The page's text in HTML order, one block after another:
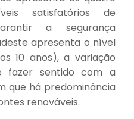
satisfatórios de
a segurança
apresenta o nível
10 anos), a variação
fazer sentido com a
que há predominância
renováveis.